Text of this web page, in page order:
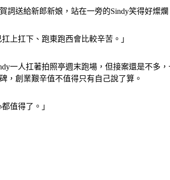
詞送給新郎新娘，站在一旁的Sindy笑得好燦
上扛下、跑東跑西會比較辛苦。」
一人扛著拍照亭週末跑場，但接案還是不多
，創業艱辛值不值得只有自己說了算。
值得了。」